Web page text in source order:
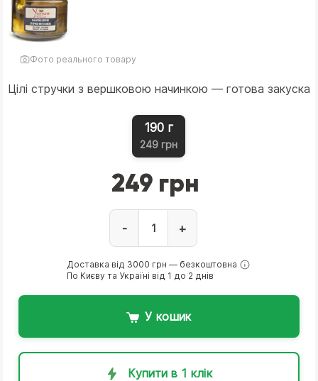
Фото реального товару
Цілі стручки з вершковою начинкою — готова закуска
190 г
249 грн
249 грн
- +
Доставка від 3000 грн — безкоштовна
По Києву та Україні від 1 до 2 днів
У кошик
Купити в 1 клік